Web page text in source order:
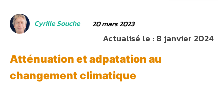
Cyrille Souche 20 mars 2023
Actualisé le :8 janvier 2024
Atténuation et adpatation au
changement climatique